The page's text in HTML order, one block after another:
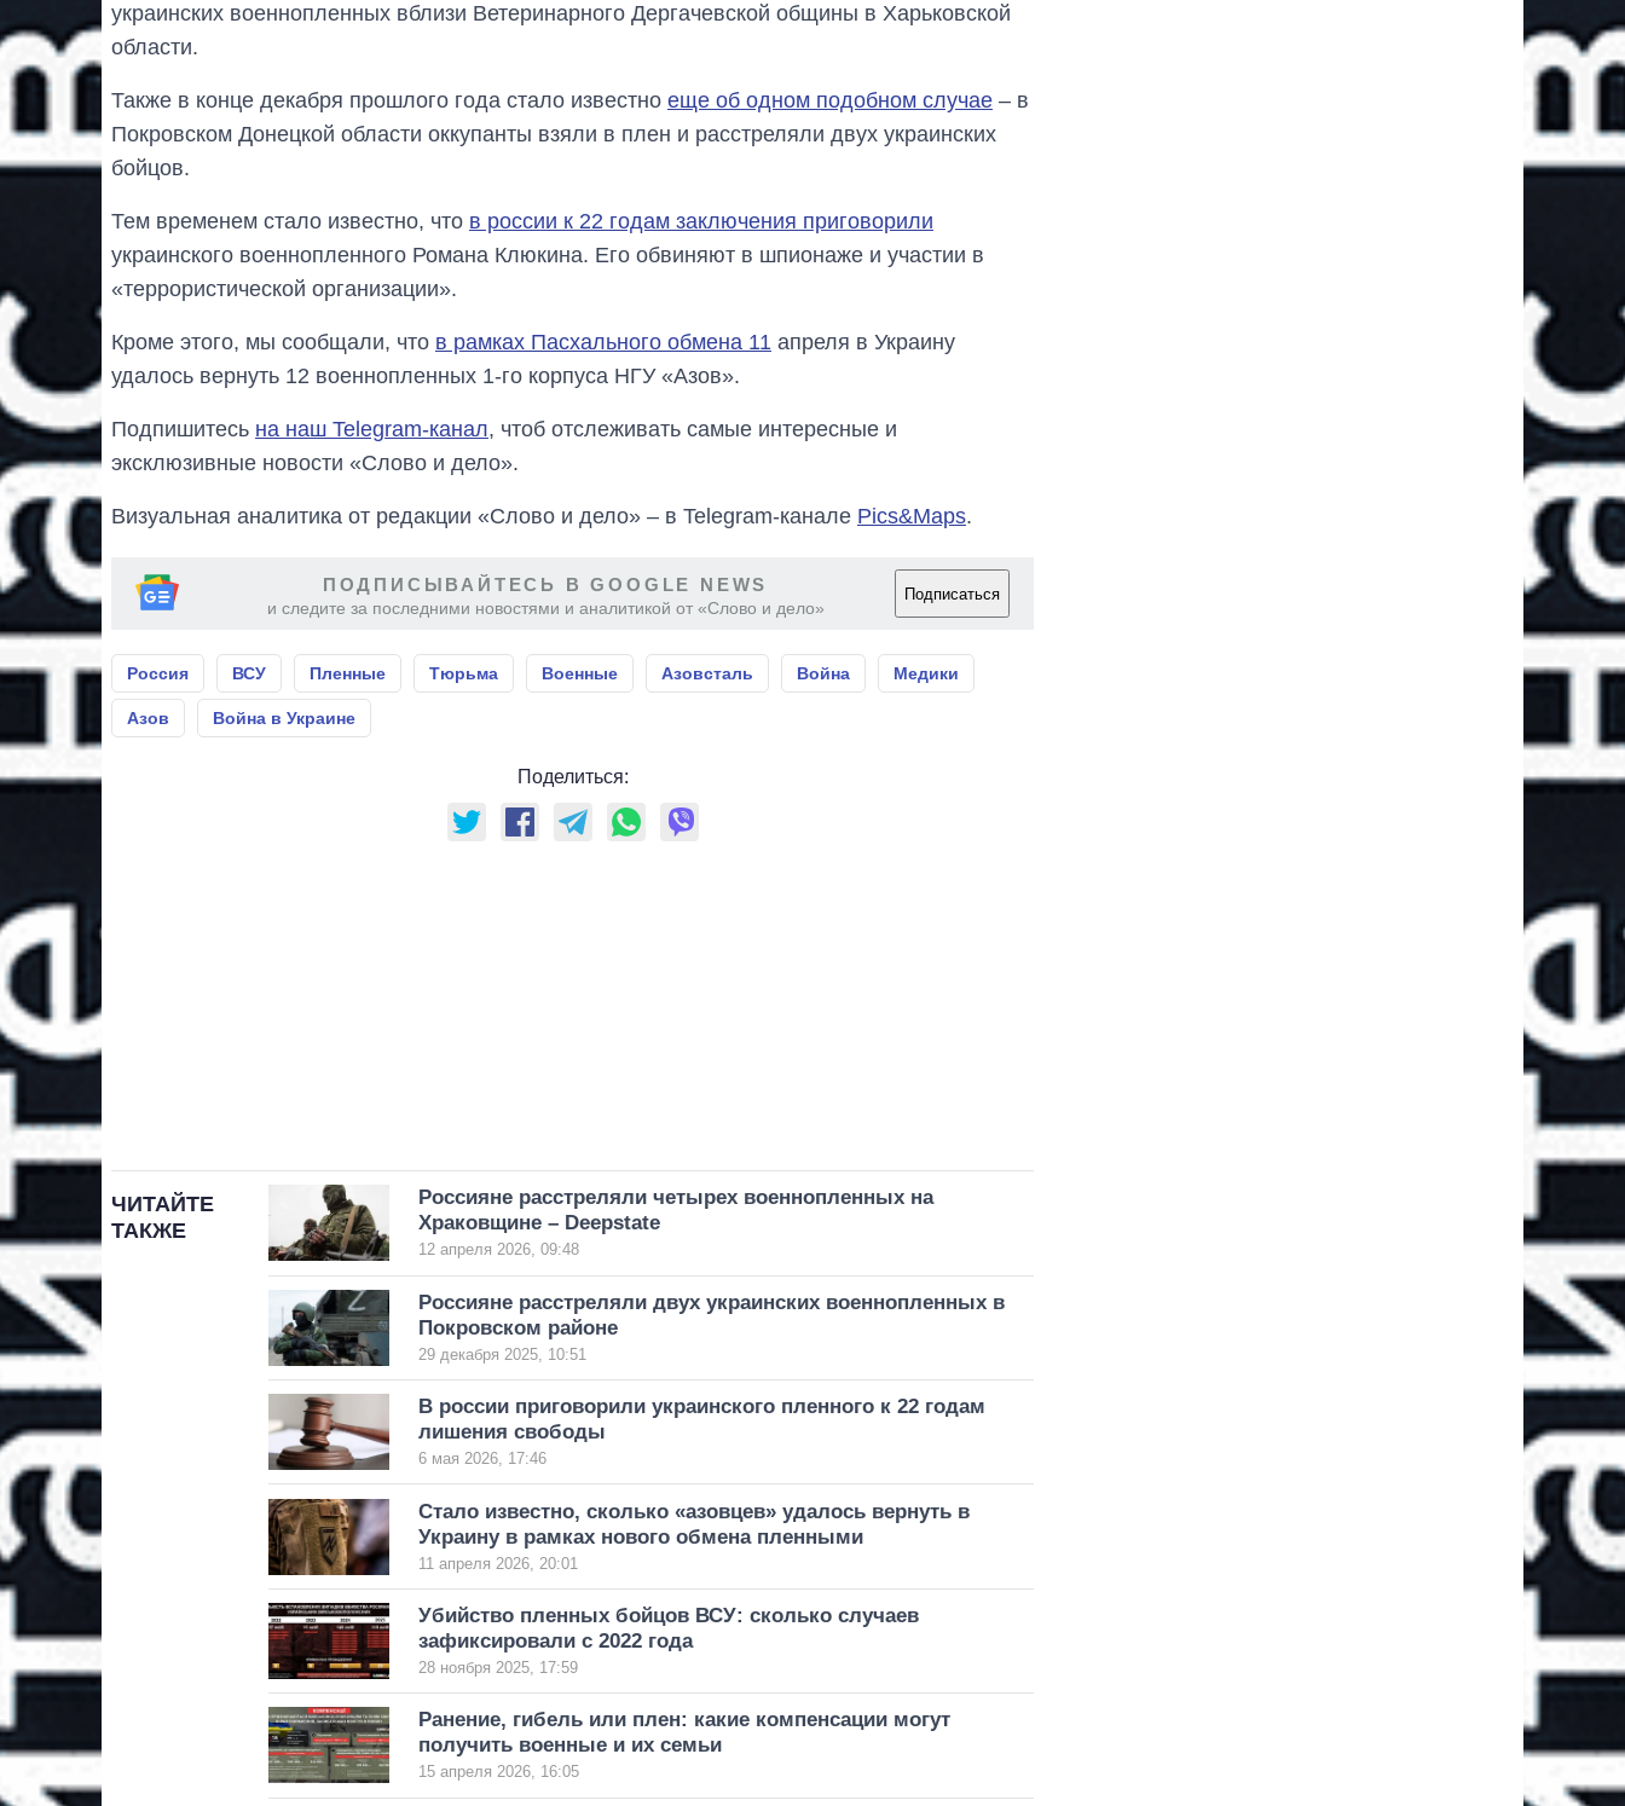
украинских военнопленных вблизи Ветеринарного Дергачевской общины в Харьковской
области.
Также в конце декабря прошлого года стало известно еще об одном подобном случае – в
Покровском Донецкой области оккупанты взяли в плен и расстреляли двух украинских
бойцов.
Тем временем стало известно, что в россии к 22 годам заключения приговорили
украинского военнопленного Романа Клюкина. Его обвиняют в шпионаже и участии в
«террористической организации».
Кроме этого, мы сообщали, что в рамках Пасхального обмена 11 апреля в Украину
удалось вернуть 12 военнопленных 1-го корпуса НГУ «Азов».
Подпишитесь на наш Telegram-канал, чтоб отслеживать самые интересные и
эксклюзивные новости «Слово и дело».
Визуальная аналитика от редакции «Слово и дело» – в Telegram-канале Pics&Maps.
ПОДПИСЫВАЙТЕСЬ В GOOGLE NEWS
и следите за последними новостями и аналитикой от «Слово и дело»
Подписаться
Россия ВСУ Пленные Тюрьма Военные Азовсталь Война Медики
Азов Война в Украине
Поделиться:
ЧИТАЙТЕ
ТАКЖЕ
Россияне расстреляли четырех военнопленных на
Храковщине – Deepstate
12 апреля 2026, 09:48
Россияне расстреляли двух украинских военнопленных в
Покровском районе
29 декабря 2025, 10:51
В россии приговорили украинского пленного к 22 годам
лишения свободы
6 мая 2026, 17:46
Стало известно, сколько «азовцев» удалось вернуть в
Украину в рамках нового обмена пленными
11 апреля 2026, 20:01
Убийство пленных бойцов ВСУ: сколько случаев
зафиксировали с 2022 года
28 ноября 2025, 17:59
Ранение, гибель или плен: какие компенсации могут
получить военные и их семьи
15 апреля 2026, 16:05